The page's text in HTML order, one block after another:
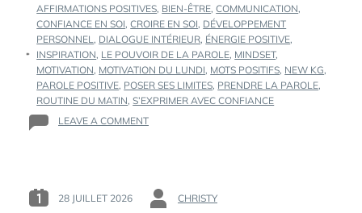
TAGS
:
AFFIRMATIONS POSITIVES, BIEN-ÊTRE,COMMUNICATION,
CONFIANCE EN SOI,CROIRE EN SOI, DÉVELOPPEMENT
PERSONNEL , DIALOGUE INTÉRIEUR, ÉNERGIE POSITIVE,
INSPIRATION, LE POUVOIR DE LA PAROLE, MINDSET,
MOTIVATION, MOTIVATION DU LUNDI, MOTS POSITIFS, NEW KG,
PAROLE POSITIVE, POSER SES LIMITES, PRENDRE LA PAROLE,
ROUTINE DU MATIN,S’EXPRIMER AVEC CONFIANCE
LEAVE A COMMENTON
PAROLE
POSTED
28 JUILLET 2026
BY
CHRISTY